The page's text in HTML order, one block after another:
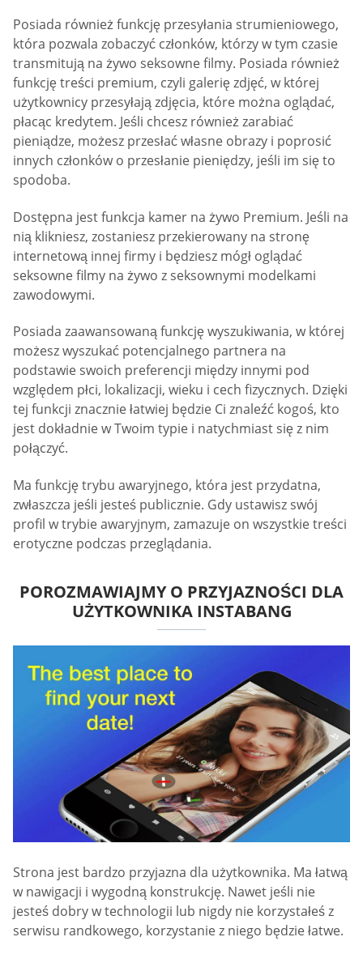
Posiada również funkcję przesyłania strumieniowego,
która pozwala zobaczyć członków, którzy w tym czasie
transmitują na żywo seksowne filmy. Posiada również
funkcję treści premium, czyli galerię zdjęć, w której
użytkownicy przesyłają zdjęcia, które można oglądać,
płacąc kredytem. Jeśli chcesz również zarabiać
pieniądze, możesz przesłać własne obrazy i poprosić
innych członków o przesłanie pieniędzy, jeśli im się to
spodoba.
Dostępna jest funkcja kamer na żywo Premium. Jeśli na
nią klikniesz, zostaniesz przekierowany na stronę
internetową innej firmy i będziesz mógł oglądać
seksowne filmy na żywo z seksownymi modelkami
zawodowymi.
Posiada zaawansowaną funkcję wyszukiwania, w której
możesz wyszukać potencjalnego partnera na
podstawie swoich preferencji między innymi pod
względem płci, lokalizacji, wieku i cech fizycznych. Dzięki
tej funkcji znacznie łatwiej będzie Ci znaleźć kogoś, kto
jest dokładnie w Twoim typie i natychmiast się z nim
połączyć.
Ma funkcję trybu awaryjnego, która jest przydatna,
zwłaszcza jeśli jesteś publicznie. Gdy ustawisz swój
profil w trybie awaryjnym, zamazuje on wszystkie treści
erotyczne podczas przeglądania.
POROZMAWIAJMY O PRZYJAZNOŚCI DLA
UŻYTKOWNIKA INSTABANG
Strona jest bardzo przyjazna dla użytkownika. Ma łatwą
w nawigacji i wygodną konstrukcję. Nawet jeśli nie
jesteś dobry w technologii lub nigdy nie korzystałeś z
serwisu randkowego, korzystanie z niego będzie łatwe.